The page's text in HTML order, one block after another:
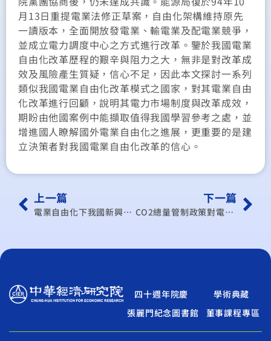
月13日重提電業法修正草案，自由化架構維持原先
一讀版本，全面開放發電業、輸電業及配電業競爭，
並成立電力調度中心之方式進行改革。鑒於我國電業
自由化改革歷程的艱辛與阻力之大，無非是對改革成
效及風險產生質疑，信心不足，因此本文探討一系列
類似我國電業自由化改革模式之國家，對其電業自由
化改革進行回顧，說明其電力市場制度與改革成效，
期盼由他國案例中能擷取值得我國學習參考之處，並
增進國人瞭解國外電業自由化之進展，更重要的是建
立決策者對我國電業自由化改革的信心。
上一篇
電業自由化下我國新興電力負載管理之探討
下一篇
CO2總量管制政策對電力部門的衝擊影響分析
四十週年院慶
學術典藏
張麗門紀念圖書館
董事課程專區